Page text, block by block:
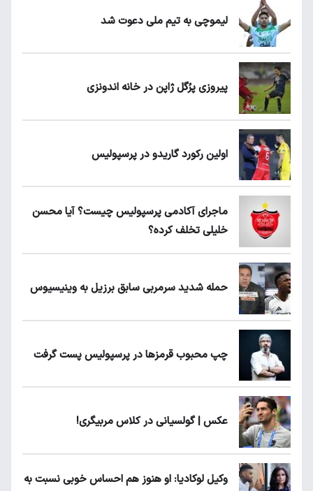
لیموچی به تیم ملی دعوت شد
پیروزی پرُگل ژاپن در خانه اندونزی
اولین رکورد گاریدو در پرسپولیس
ماجرای آکادمی پرسپولیس چیست؟ آیا محسن
خلیلی تخلف کرده؟
حمله شدید سرمربی سابق برزیل به وینیسیوس
چپ محبوب قرمزها در پرسپولیس پست گرفت
عکس | گولسیانی در کلاس مربیگری!
وکیل لوکادیا: او هنوز هم احساس خوبی نسبت به